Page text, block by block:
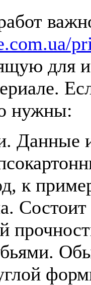
для
нужны:
Данные
к